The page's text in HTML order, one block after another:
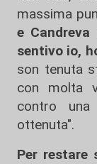
massima
e
sentivo io,
son tenuta
con molta
contro una
ottenuta".
Per restare